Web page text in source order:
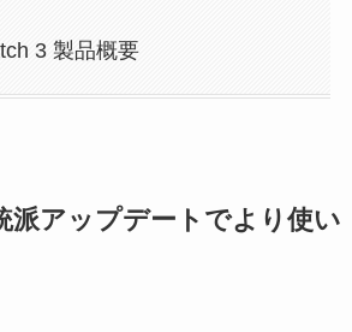
3 製品概要
派アップデートでより使い